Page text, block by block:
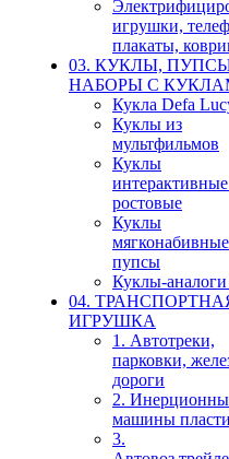
игрушки,
плакаты,
03. КУКЛЫ,
НАБОРЫ С
Кукла Defa
Куклы из
мультфильмов
Куклы
ростовые
Куклы
пупсы
Куклы-
04.
ИГРУШКА
1. Автотреки,
парковки,
дороги
2.
машины
3.